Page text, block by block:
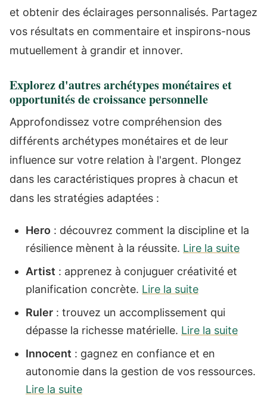
et obtenir des éclairages personnalisés. Partagez
vos résultats en commentaire et inspirons-nous
mutuellement à grandir et innover.
Explorez d'autres archétypes monétaires et
opportunités de croissance personnelle
Approfondissez votre compréhension des
différents archétypes monétaires et de leur
influence sur votre relation à l'argent. Plongez
dans les caractéristiques propres à chacun et
dans les stratégies adaptées :
Hero : découvrez comment la discipline et la
résilience mènent à la réussite. Lire la suite
Artist : apprenez à conjuguer créativité et
planification concrète. Lire la suite
Ruler : trouvez un accomplissement qui
dépasse la richesse matérielle. Lire la suite
Innocent : gagnez en confiance et en
autonomie dans la gestion de vos ressources.
Lire la suite